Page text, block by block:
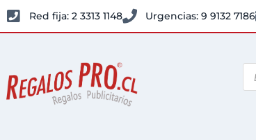
Red fija: 2 3313 1148 Urgencias: 9 9132 7186